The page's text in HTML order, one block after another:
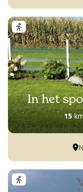
In het
15